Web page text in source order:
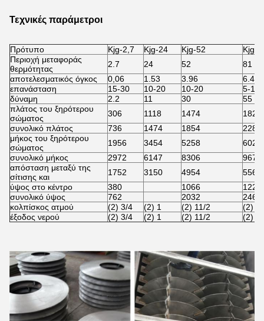
Τεχνικές παράμετροι
Πρότυπο Kjg-2,7 Kjg-24 Kjg-52
Kjg-
Περιοχή μεταφοράς
θερμότητας
2.7 24 52
81
αποτελεσματικός όγκος
0,06 1.53 3.96
6.43
επανάσταση
15-30 10-20 10-20
5-15
δύναμη
2.2 11 30
55
πλάτος του ξηρότερου
σώματος
306 1118 1474
1828
συνολικό πλάτος
736 1474 1854
2286
μήκος του ξηρότερου
σώματος
1956 3454 5258
6020
συνολικό μήκος
2972 6147 8306
9678
απόσταση μεταξύ της
σίτισης και
1752 3150 4954
5562
ύψος στο κέντρο
380 1066
1220
συνολικό ύψος
762 2032
2464
κολπίσκος ατμού
(2) 3/4 (2) 1 (2) 11/2
(2)
έξοδος νερού
(2) 3/4 (2) 1 (2) 11/2 (2)